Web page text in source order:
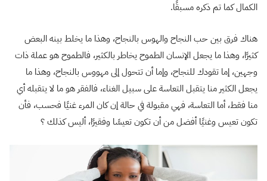
الكمال كما تم ذكره مسبقًا.
هناك فرق بين حب النجاح والهوس بالنجاح، وهذا ما يخلط بينه البعض
كثيرًا، وهذا ما يجعل الإنسان الطموح يخاطر بالكثير، فالطموح هو عملة ذات
وجهين، إما تقودك للنجاح، وإما أن تتحول إلى مهووس بالنجاح، وهذا ما
يجعل الكثير منا يتقبل التعاسة على سبيل الغناء، فالفقر هو ما لا يتقبله أي
منا فقط، أما التعاسة، فهي مقبولة في حالة إن كان المرء غنيًا فحسب، فأن
تكون تعيس وغنيًا أفضل من أن تكون تعيسًا وفقيرًا، أليس كذلك ؟